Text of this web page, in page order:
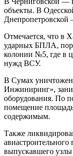
объекты. В
Отмечается, что в
ударных БПЛА,
колонии №5, где в
нужд ВСУ.
В Сумах
Инжиниринг»,
оборудования. По
помещение
содержимым.
Также
выпускавшего